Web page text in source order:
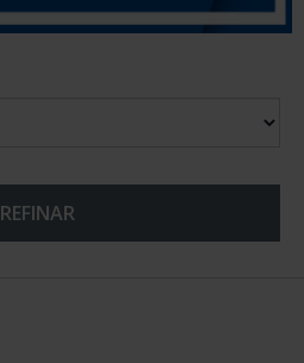
REFINAR